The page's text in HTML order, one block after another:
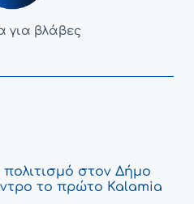
για βλάβες
στον Δήμο
το πρώτο Kalamia